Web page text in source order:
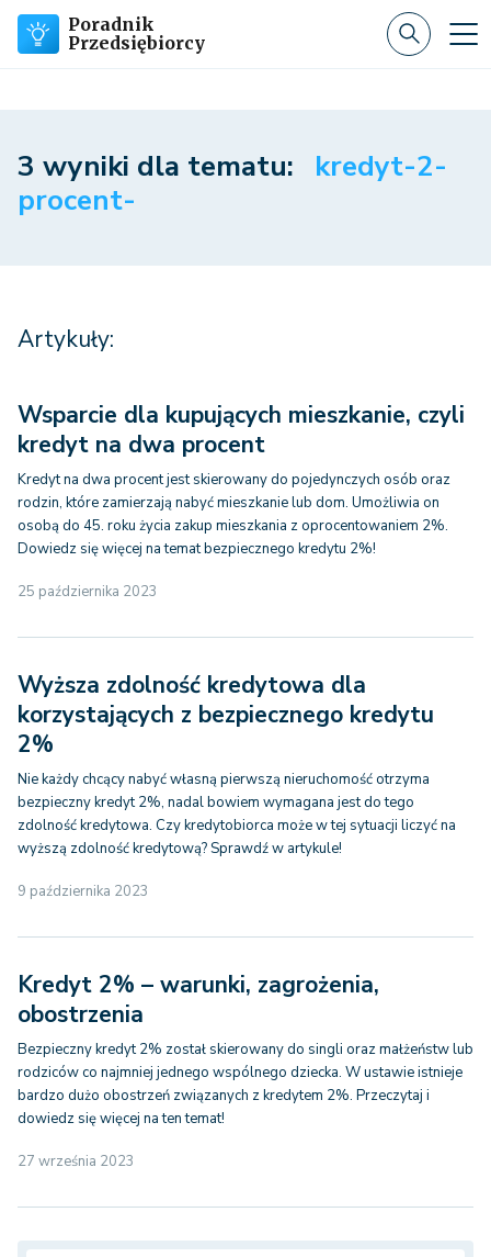
Poradnik
Przedsiębiorcy
3 wyniki dla tematu:
kredyt-2-
procent-
Artykuły:
Wsparcie dla kupujących mieszkanie, czyli
kredyt na dwa procent
Kredyt na dwa procent jest skierowany do pojedynczych osób oraz
rodzin, które zamierzają nabyć mieszkanie lub dom. Umożliwia on
osobą do 45. roku życia zakup mieszkania z oprocentowaniem 2%.
Dowiedz się więcej na temat bezpiecznego kredytu 2%!
25 października 2023
Wyższa zdolność kredytowa dla
korzystających z bezpiecznego kredytu
2%
Nie każdy chcący nabyć własną pierwszą nieruchomość otrzyma
bezpieczny kredyt 2%, nadal bowiem wymagana jest do tego
zdolność kredytowa. Czy kredytobiorca może w tej sytuacji liczyć na
wyższą zdolność kredytową? Sprawdź w artykule!
9 października 2023
Kredyt 2% – warunki, zagrożenia,
obostrzenia
Bezpieczny kredyt 2% został skierowany do singli oraz małżeństw lub
rodziców co najmniej jednego wspólnego dziecka. W ustawie istnieje
bardzo dużo obostrzeń związanych z kredytem 2%. Przeczytaj i
dowiedz się więcej na ten temat!
27 września 2023